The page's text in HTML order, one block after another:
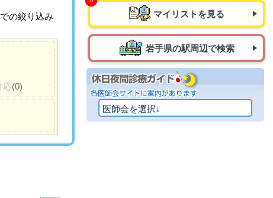
の絞り込み
応(0)
マイリストを見る
岩手県の駅周辺で検索